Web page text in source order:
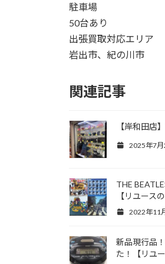
駐車場
50台あり
出張買取対応エリア
岩出市、紀の川市
関連記事
【岸和田店
2025年7月
THE
【リユース
2022年11
新品現行品
た！【リユ